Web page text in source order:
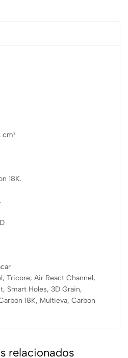
cm²
18K.
Tricore, Air React Channel,
Smart Holes, 3D Grain,
18K, Multieva, Carbon
relacionados